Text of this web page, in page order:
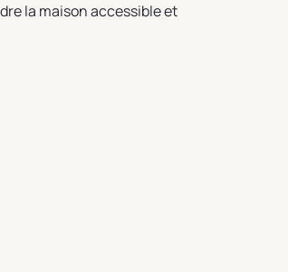
la maison accessible et